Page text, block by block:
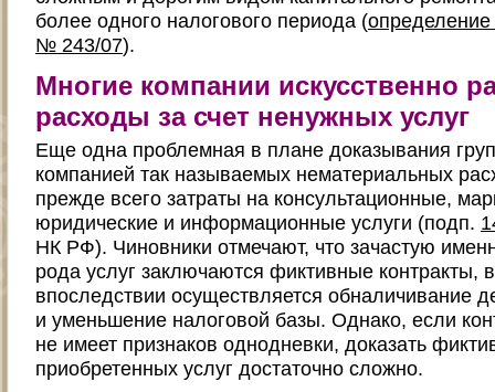
более одного налогового периода (
№ 243/07).
Многие компании искусственно
расходы за счет ненужных услуг
Еще одна проблемная в плане доказывания
компанией так называемых нематериальных
прежде всего затраты на консультационные,
юридические и информационные услуги (подп.
НК РФ). Чиновники отмечают, что зачастую
рода услуг заключаются фиктивные контракты,
впоследствии осуществляется обналичивание
и уменьшение налоговой базы. Однако, если
не имеет признаков однодневки, доказать
приобретенных услуг достаточно сложно.